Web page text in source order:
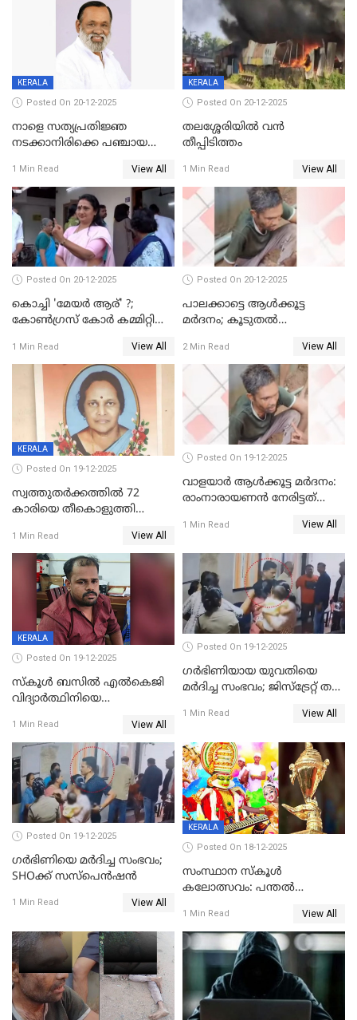
KERALA
Posted On 20-12-2025
നാളെ സത്യപ്രതിജ്ഞ
നടക്കാനിരിക്കെ പഞ്ചായത്ത്
1 Min Read View All
KERALA
Posted On 20-12-2025
തലശ്ശേരിയിൽ വൻ
തീപ്പിടിത്തം
1 Min Read View All
Posted On 20-12-2025
കൊച്ചി 'മേയർ ആര്' ?;
കോണ്‍ഗ്രസ് കോര്‍ കമ്മിറ്റി
1 Min Read View All
Posted On 20-12-2025
പാലക്കാട്ടെ ആള്‍ക്കൂട്ട
മര്‍ദനം; കൂടുതല്‍
അംഗ സംഘമെന്ന് വിവരം
2 Min Read View All
KERALA
Posted On 19-12-2025
സ്വത്തുതര്‍ക്കത്തില്‍ 72
കാരിയെ തീകൊളുത്തി
ക്രൂരകൊലപാതകത്തില്‍
സഹോദരിപുത്രന് ജീവപര്യന്തം
1 Min Read View All
Posted On 19-12-2025
വാളയാർ ആൾക്കൂട്ട മർദനം:
രാംനാരായണൻ നേരിട്ടത്
നാൽപ്പതിലേറെ
റിപ്പോർട്ട്
1 Min Read View All
KERALA
Posted On 19-12-2025
സ്കൂൾ ബസിൽ എൽകെജി
വിദ്യാര്‍ത്ഥിനിയെ
ക്ലീനര്‍ പിടിയിൽ
1 Min Read View All
Posted On 19-12-2025
ഗര്‍ഭിണിയായ യുവതിയെ
മര്‍ദിച്ച സംഭവം; ജിസ്‌ട്രേറ്റ് തല
യുവതി
1 Min Read View All
Posted On 19-12-2025
ഗര്‍ഭിണിയെ മർദിച്ച സംഭവം;
SHOക്ക് സസ്പെൻഷൻ
1 Min Read View All
KERALA
Posted On 18-12-2025
സംസ്ഥാന സ്കൂൾ
കലോത്സവം: പന്തൽ
1 Min Read View All